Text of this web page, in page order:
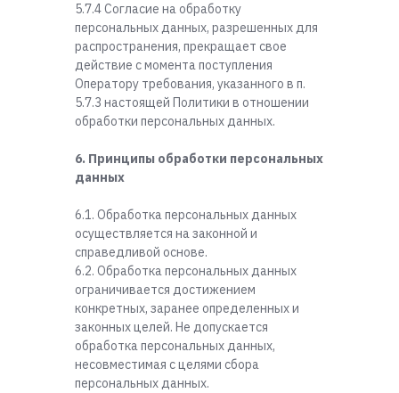
5.7.4 Согласие на обработку
персональных данных, разрешенных для
распространения, прекращает свое
действие с момента поступления
Оператору требования, указанного в п.
5.7.3 настоящей Политики в отношении
обработки персональных данных.
6. Принципы обработки персональных
данных
6.1. Обработка персональных данных
осуществляется на законной и
справедливой основе.
6.2. Обработка персональных данных
ограничивается достижением
конкретных, заранее определенных и
законных целей. Не допускается
обработка персональных данных,
несовместимая с целями сбора
персональных данных.